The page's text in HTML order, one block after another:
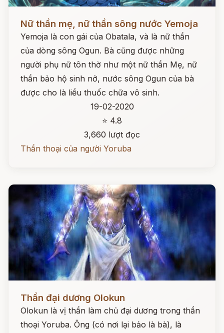
Nữ thần mẹ, nữ thần sông nước Yemoja
Yemoja là con gái của Obatala, và là nữ thần
của dòng sông Ogun. Bà cũng được những
người phụ nữ tôn thờ như một nữ thần Mẹ, nữ
thần bảo hộ sinh nở, nước sông Ogun của bà
được cho là liều thuốc chữa vô sinh.
19-02-2020
⭐ 4.8
3,660 lượt đọc
Thần thoại của người Yoruba
Đọc ngay
Thần đại dương Olokun
Olokun là vị thần làm chủ đại dương trong thần
thoại Yoruba. Ông (có nơi lại bảo là bà), là